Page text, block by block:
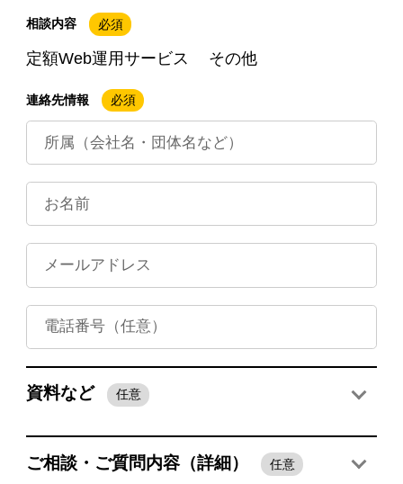
相談内容 必須
定額Web運用サービス その他
連絡先情報 必須
資料など 任意
ご相談・ご質問内容（詳細） 任意